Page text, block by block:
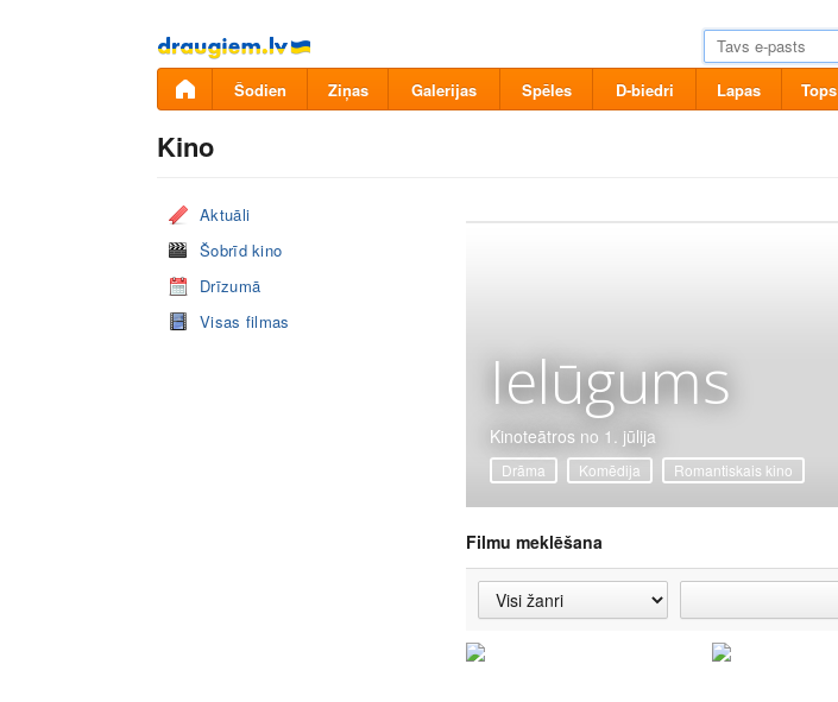
Pāriet
uz
saturu
Šodien Ziņas Galerijas Spēles D-biedri Lapas Tops
Kino
Aktuāli
Šobrīd kino
Drīzumā
Visas filmas
Ielūgums
Kinoteātros no 1. jūlija
Drāma Komēdija Romantiskais kino
Filmu meklēšana